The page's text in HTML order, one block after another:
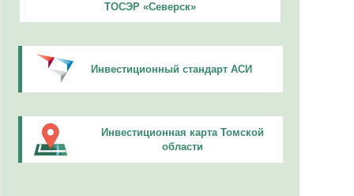
ТОСЭР «Северск»
Инвестиционный стандарт АСИ
Инвестиционная карта Томской
области